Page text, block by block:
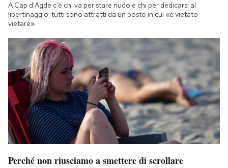
A Cap d'Agde c'è chi va per stare nudo e chi per dedicarsi al
libertinaggio: tutti sono attratti da un posto in cui «è vietato
vietare»
Perché non riusciamo a smettere di scrollare